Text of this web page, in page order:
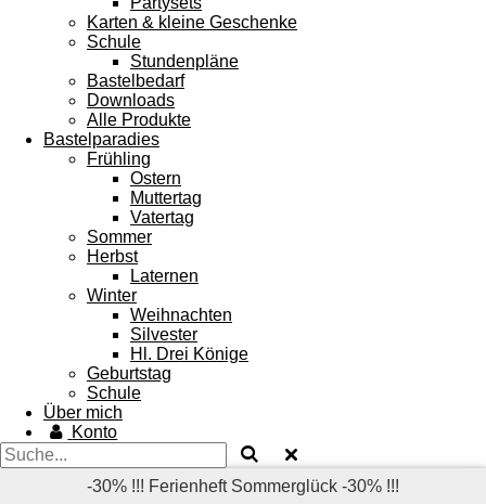
Karten & kleine Geschenke
Schule
Stundenpläne
Bastelbedarf
Downloads
Alle Produkte
Bastelparadies
Frühling
Ostern
Muttertag
Vatertag
Sommer
Herbst
Laternen
Winter
Weihnachten
Silvester
Hl. Drei Könige
Geburtstag
Schule
Über mich
Konto
-30% !!! Ferienheft Sommerglück -30% !!!